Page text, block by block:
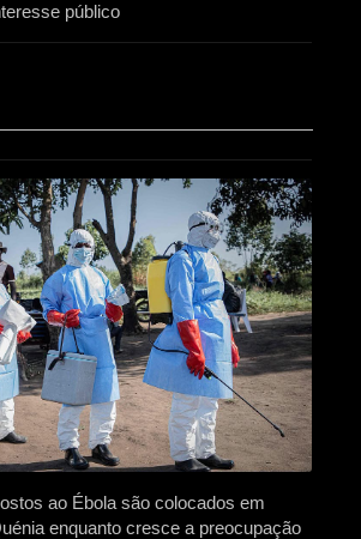
público
ao Ébola são colocados em
enquanto cresce a preocupação